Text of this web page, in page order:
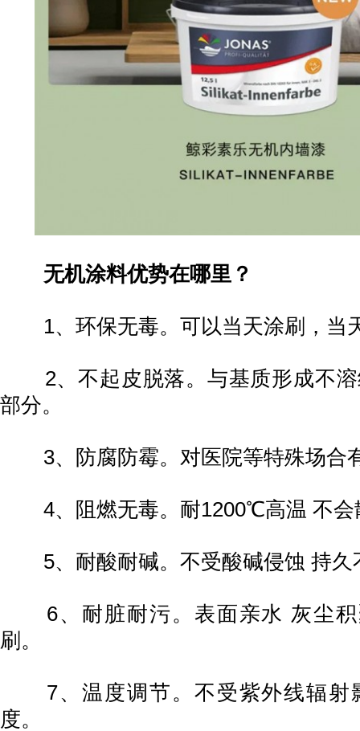
无机涂料优势在哪里？
1、环保无毒。可以当天涂刷，当
2、不起皮脱落。与基质形成不溶
部分。
3、防腐防霉。对医院等特殊场合
4、阻燃无毒。耐1200℃高温 不会
5、耐酸耐碱。不受酸碱侵蚀 持久
6、耐脏耐污。表面亲水 灰尘积
刷。
7、温度调节。不受紫外线辐射
度。